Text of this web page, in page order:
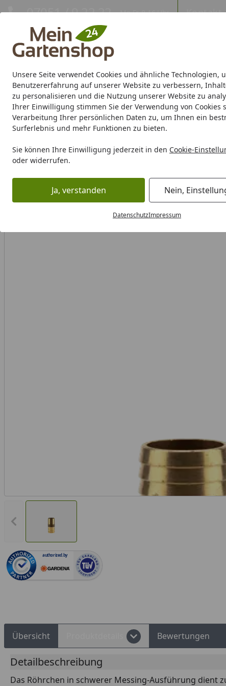
Unsere Seite verwendet Cookies und ähnliche Technologien,
Benutzererfahrung auf unserer Website zu verbessern,
zu personalisieren und die Nutzung unserer Website zu
Ihrer Einwilligung stimmen Sie der Verwendung von Cookies
Verarbeitung Ihrer persönlichen Daten zu, um Ihnen ein
Surferlebnis und mehr Funktionen zu bieten.
Sie können Ihre Einwilligung jederzeit in den Cookie-
oder widerrufen.
Ja, verstanden Nein,
DatenschutzImpressum
Eigene Montage-Teams
07051 / 9 22 22 Mo-Fr. 8-16 Uhr Kontakt
Gartenhaus Gerätehaus Gewächshaus Carport/
Marken Sale %
Karibu Pools inkl.
Dein Traumpool im Sorglos-
Gartenpflege Gartenwerkzeuge Gardena Reparatur
Vorheriges Bild anzeigen
authorized.by
Übersicht Bewertungen
Detailbeschreibung
Das Röhrchen in schwerer Messing-Ausführung dient